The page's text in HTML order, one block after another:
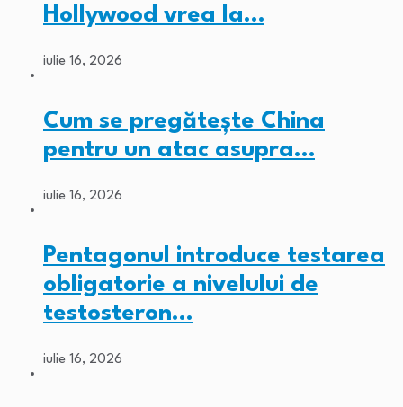
Hollywood vrea la…
iulie 16, 2026
Cum se pregătește China
pentru un atac asupra…
iulie 16, 2026
Pentagonul introduce testarea
obligatorie a nivelului de
testosteron…
iulie 16, 2026